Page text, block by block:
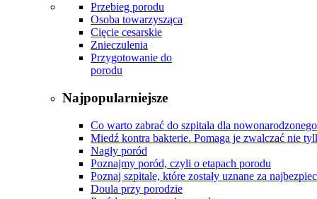
Przebieg porodu
Osoba towarzysząca
Cięcie cesarskie
Znieczulenia
Przygotowanie do
porodu
Najpopularniejsze
Co warto zabrać do szpitala dla
Miedź kontra bakterie. Pomaga je zwalczać nie
Nagły poród
Poznajmy poród, czyli o etapach porodu
Poznaj szpitale, które zostały uznane za
Doula przy porodzie